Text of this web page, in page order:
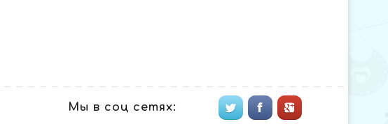
Мы в соц сетях: